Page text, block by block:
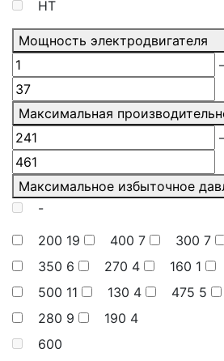
HT
Мощность электродвигателя
Максимальная
Максимальное избыточное
-
200 19 400 7 300 7
350 6 270 4 160 1
500 11 130 4 475 5
280 9 190 4
600